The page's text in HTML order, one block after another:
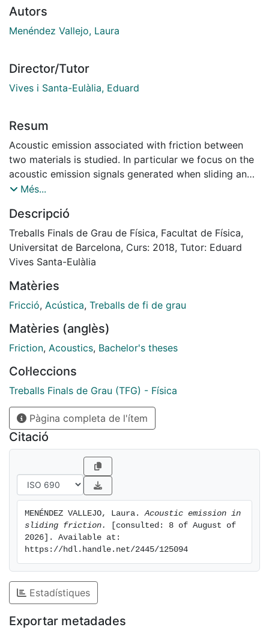
Autors
Menéndez Vallejo, Laura
Director/Tutor
Vives i Santa-Eulàlia, Eduard
Resum
Acoustic emission associated with friction between
two materials is studied. In particular we focus on the
acoustic emission signals generated when sliding an
aluminium block on sand paper. We show that energy
distributed according to a combined probability law.
Most energies and amplitudes are power-law
distributed and fewer are Gaussian distributed. It has
also been found that decreasing the roughness of the
larger energies and amplitudes. The overall scenario
can be explained in the framework of the Dragon King
different physical law than those in the main
distribution
Més...
Descripció
Treballs Finals de Grau de Física, Facultat de Física,
Universitat de Barcelona, Curs: 2018, Tutor: Eduard
Vives Santa-Eulàlia
Matèries
Fricció, Acústica, Treballs de fi de grau
Matèries (anglès)
Friction, Acoustics, Bachelor's theses
Col·leccions
Treballs Finals de Grau (TFG) - Física
Pàgina completa de l'ítem
Citació
MENÉNDEZ VALLEJO, Laura. Acoustic emission in
sliding friction.
[consulted: 8 of August of
2026]. Available at:
https://hdl.handle.net/2445/125094
Estadístiques
Exportar metadades